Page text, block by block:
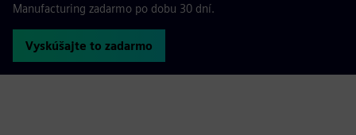
Manufacturing zadarmo po dobu 30 dní.
Vyskúšajte to zadarmo